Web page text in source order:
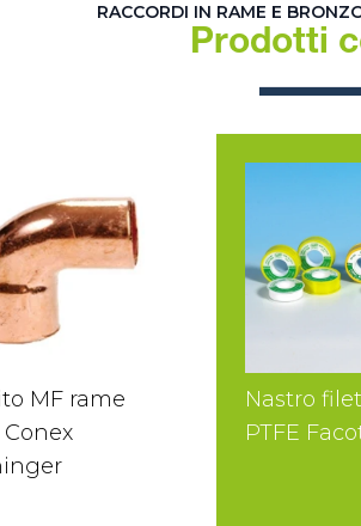
RACCORDI IN RAME E
Prodotti
MF rame
Nastro
PTFE